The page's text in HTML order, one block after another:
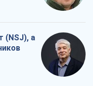
(NSJ), а